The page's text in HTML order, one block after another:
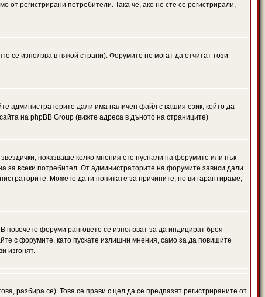
регистрирани потребители. Така че, ако не сте се регистрирали,
се използва в някой страни). Форумите не могат да отчитат този
администраторите дали има наличен файл с вашия език, който да
на phpBB Group (вижте адреса в дъното на страниците)
показваше колко мнения сте пуснали на форумите или пък
за всеки потребител. От администраторите на форумите зависи дали
Можете да ги попитате за причините, но ви гарантираме,
форуми ранговете се използват за да индицират броя
с форумите, като пускате излишни мнения, само за да повишите
изгонят.
разбира се). Това се прави с цел да се предпазят регистрираните от